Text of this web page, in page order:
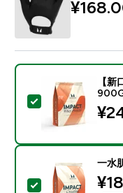
Select this
【
Select this
一水